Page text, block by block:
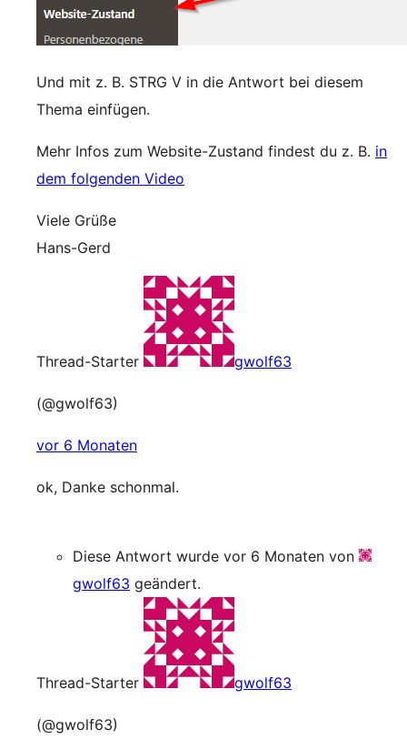
Und mit z. B. STRG V in die Antwort bei diesem
Thema einfügen.
Mehr Infos zum Website-Zustand findest du z. B. in
dem folgenden Video
Viele Grüße
Hans-Gerd
Thread-Starter gwolf63
(@gwolf63)
vor 6 Monaten
ok, Danke schonmal.
Diese Antwort wurde vor 6 Monaten von
gwolf63 geändert.
Thread-Starter gwolf63
(@gwolf63)